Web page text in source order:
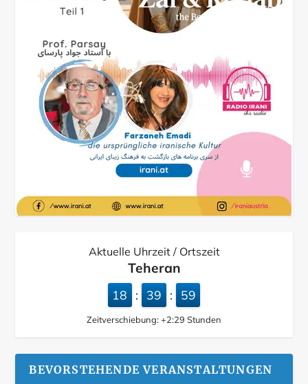
Aktuelle Uhrzeit / Ortszeit
Teheran
18 : 40 : 01
Zeitverschiebung: +2:29 Stunden
BEVORSTEHENDE VERANSTALTUNGEN